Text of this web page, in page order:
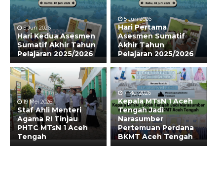
5 Jun 2026
Hari Kedua Asesmen
Sumatif Akhir Tahun
Pelajaran 2025/2026
5 Jun 2026
Hari Pertama
Asesmen Sumatif
Akhir Tahun
Pelajaran 2025/2026
19 Mei 2026
Staf Ahli Menteri
Agama RI Tinjau
PHTC MTsN 1 Aceh
Tengah
7 Mei 2026
Kepala MTsN 1 Aceh
Tengah Jadi
Narasumber
Pertemuan Perdana
BKMT Aceh Tengah